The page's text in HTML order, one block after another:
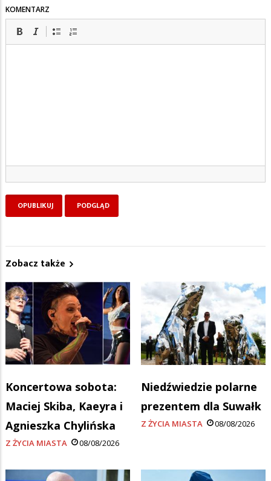
KOMENTARZ
Zobacz także
Koncertowa sobota:
Maciej Skiba, Kaeyra i
Agnieszka Chylińska
Z ŻYCIA MIASTA 08/08/2026
Niedźwiedzie polarne
prezentem dla Suwałk
Z ŻYCIA MIASTA 08/08/2026